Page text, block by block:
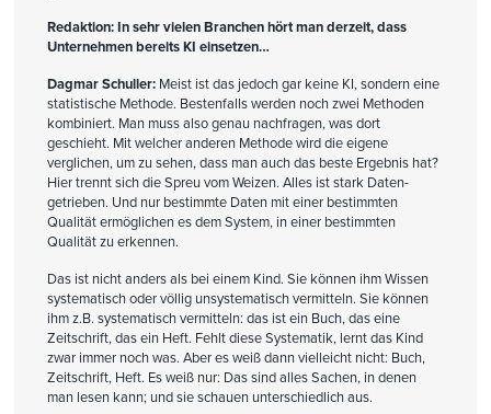
Redaktion: In sehr vielen Branchen hört man derzeit, dass
Unternehmen bereits KI einsetzen…
Dagmar Schuller:Meist ist das jedoch gar keine KI, sondern eine
statistische Methode. Bestenfalls werden noch zwei Methoden
kombiniert. Man muss also genau nachfragen, was dort
geschieht. Mit welcher anderen Methode wird die eigene
verglichen, um zu sehen, dass man auch das beste Ergebnis hat?
Hier trennt sich die Spreu vom Weizen. Alles ist stark Daten-
getrieben. Und nur bestimmte Daten mit einer bestimmten
Qualität ermöglichen es dem System, in einer bestimmten
Qualität zu erkennen.
Das ist nicht anders als bei einem Kind. Sie können ihm Wissen
systematisch oder völlig unsystematisch vermitteln. Sie können
ihm z.B. systematisch vermitteln: das ist ein Buch, das eine
Zeitschrift, das ein Heft. Fehlt diese Systematik, lernt das Kind
zwar immer noch was. Aber es weiß dann vielleicht nicht: Buch,
Zeitschrift, Heft. Es weiß nur: Das sind alles Sachen, in denen
man lesen kann; und sie schauen unterschiedlich aus.